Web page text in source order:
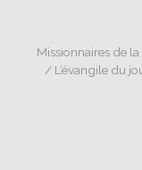
Missionnaires de
/ L’évangile du